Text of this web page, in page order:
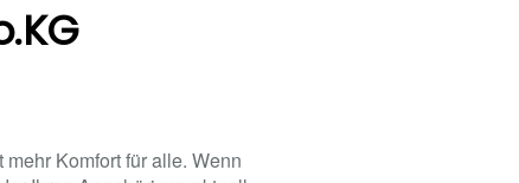
Komfort für alle. Wenn